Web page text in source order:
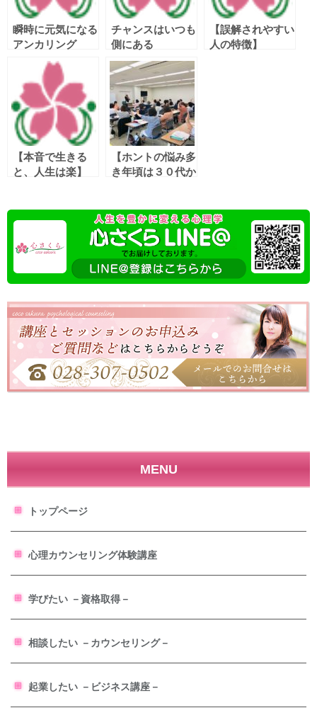
瞬時に元気になる
アンカリング
チャンスはいつも
側にある
【誤解されやすい
人の特徴】
【本音で生きる
と、人生は楽】
【ホントの悩み多
き年頃は３０代か
MENU
トップページ
心理カウンセリング体験講座
学びたい －資格取得－
相談したい －カウンセリング－
起業したい －ビジネス講座－